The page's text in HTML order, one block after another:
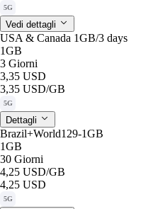
5G
Vedi dettagli
USA & Canada 1GB/3 days
1GB
3 Giorni
3,35 USD
3,35 USD/GB
5G
Dettagli
Brazil+World129-1GB
1GB
30 Giorni
4,25 USD/GB
4,25 USD
5G